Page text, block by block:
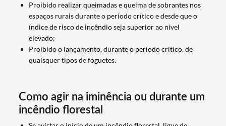
Proibido realizar queimadas e queima de sobrantes nos
espaços rurais durante o período crítico e desde que o
índice de risco de incêndio seja superior ao nível
elevado;
Proibido o lançamento, durante o período crítico, de
quaisquer tipos de foguetes.
Como agir na iminência ou durante um
incêndio florestal